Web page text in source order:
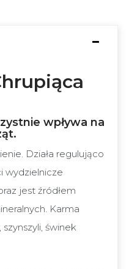
wpływa na
Działa regulująco
wydzielnicze
jest źródłem
Karma
świnek